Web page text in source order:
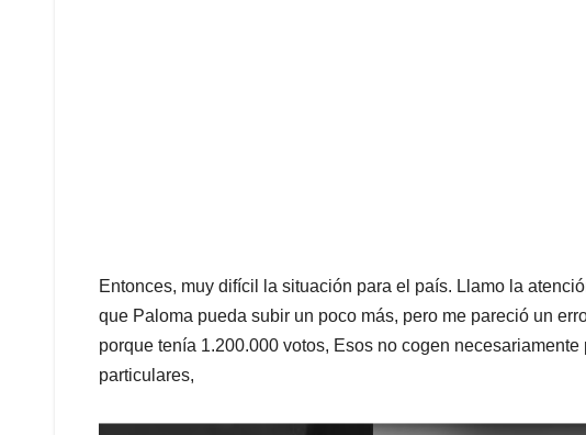
Entonces, muy difícil la situación para el país. Llamo la
que Paloma pueda subir un poco más, pero me pareció un
porque tenía 1.200.000 votos, Esos no cogen
particulares,